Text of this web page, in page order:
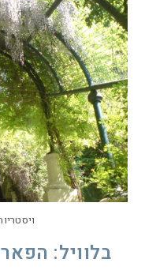
בלוויל: